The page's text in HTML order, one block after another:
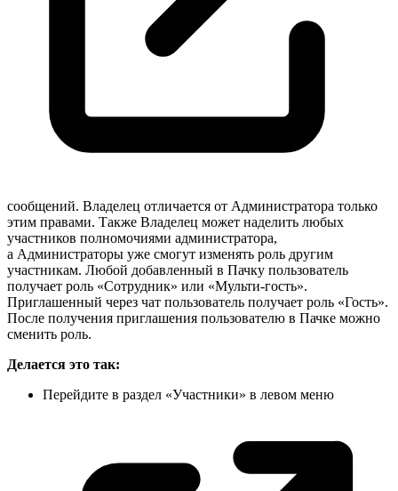
сообщений. Владелец отличается от Администратора только
этим правами. Также Владелец может наделить любых
участников полномочиями администратора,
а Администраторы уже смогут изменять роль другим
участникам. Любой добавленный в Пачку пользователь
получает роль «Сотрудник» или «Мульти-гость».
Приглашенный через чат пользователь получает роль «Гость».
После получения приглашения пользователю в Пачке можно
сменить роль.
Делается это так:
Перейдите в раздел «Участники» в левом меню